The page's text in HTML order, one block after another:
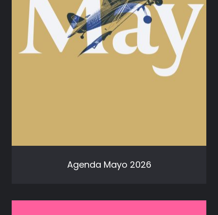
Agenda Mayo 2026